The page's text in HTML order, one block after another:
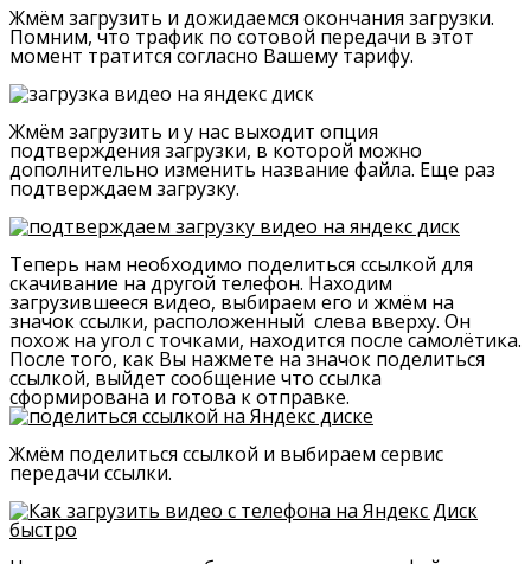
Жмём загрузить и дожидаемся окончания загрузки.
Помним, что трафик по сотовой передачи в этот
момент тратится согласно Вашему тарифу.
Жмём загрузить и у нас выходит опция
подтверждения загрузки, в которой можно
дополнительно изменить название файла. Еще раз
подтверждаем загрузку.
Теперь нам необходимо поделиться ссылкой для
скачивание на другой телефон. Находим
загрузившееся видео, выбираем его и жмём на
значок ссылки, расположенный слева вверху. Он
похож на угол с точками, находится после самолётика.
После того, как Вы нажмете на значок поделиться
ссылкой, выйдет сообщение что ссылка
сформирована и готова к отправке.
Жмём поделиться ссылкой и выбираем сервис
передачи ссылки.